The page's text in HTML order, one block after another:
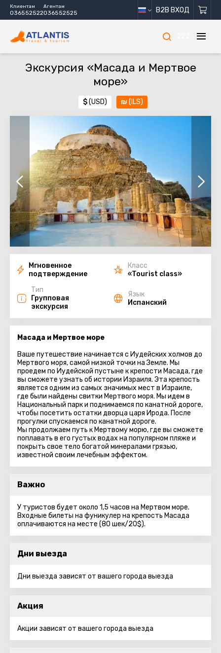
Клиентам
036552522
Агентам
036552525 B2B ВХОД
Экскурсия «Масада и Мертвое
море»
$(USD) ₪ (ILS)
Мгновенное
подтверждение
Класс
«Tourist class»
Тип
Групповая
экскурсия
Язык
Испанский
Масада и Мертвое море
Ваше путешествие начинается с Иудейских холмов до
Мертвого моря, самой низкой точки на Земле. Мы
проедем по Иудейской пустыне к крепости Масада, где
вы сможете узнать об истории Израиля. Эта крепость
является одним из самых значимых мест в Израиле,
где были найдены свитки Мертвого моря. Мы идем в
Национальный парк и поднимаемся по канатной дороге,
чтобы посетить остатки дворца царя Ирода. После
прогулки спускаемся по канатной дороге.
Мы продолжаем путь к Мертвому морю, где вы сможете
поплавать в его густых водах на популярном пляже и
покрыть свое тело богатой минералами грязью,
известной своим лечебным эффектом.
Важно
У туристов будет около 1,5 часов на Мертвом море.
Входные билеты на фуникулер на крепость Масада
оплачиваются на месте (80 шек/20$).
Дни выезда
Дни выезда зависят от вашего города выезда
Акция
Акции зависят от вашего города выезда